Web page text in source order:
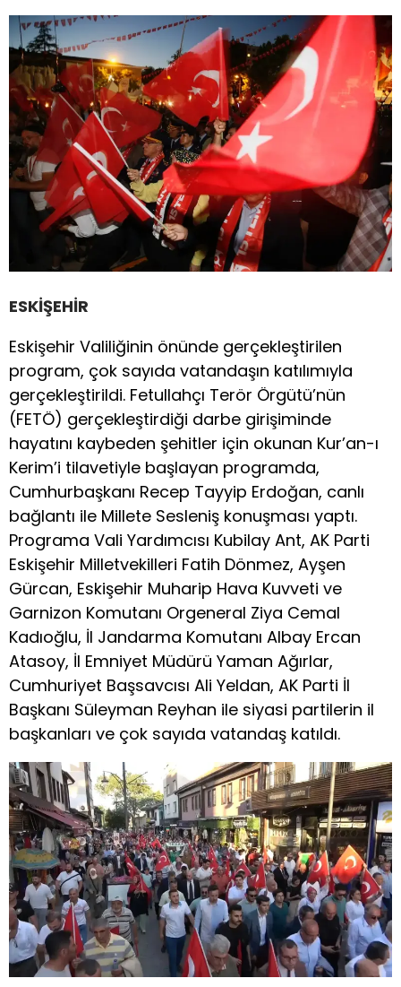
ESKİŞEHİR
Eskişehir Valiliğinin önünde gerçekleştirilen
program, çok sayıda vatandaşın katılımıyla
gerçekleştirildi. Fetullahçı Terör Örgütü’nün
(FETÖ) gerçekleştirdiği darbe girişiminde
hayatını kaybeden şehitler için okunan Kur’an-ı
Kerim’i tilavetiyle başlayan programda,
Cumhurbaşkanı Recep Tayyip Erdoğan, canlı
bağlantı ile Millete Sesleniş konuşması yaptı.
Programa Vali Yardımcısı Kubilay Ant, AK Parti
Eskişehir Milletvekilleri Fatih Dönmez, Ayşen
Gürcan, Eskişehir Muharip Hava Kuvveti ve
Garnizon Komutanı Orgeneral Ziya Cemal
Kadıoğlu, İl Jandarma Komutanı Albay Ercan
Atasoy, İl Emniyet Müdürü Yaman Ağırlar,
Cumhuriyet Başsavcısı Ali Yeldan, AK Parti İl
Başkanı Süleyman Reyhan ile siyasi partilerin il
başkanları ve çok sayıda vatandaş katıldı.